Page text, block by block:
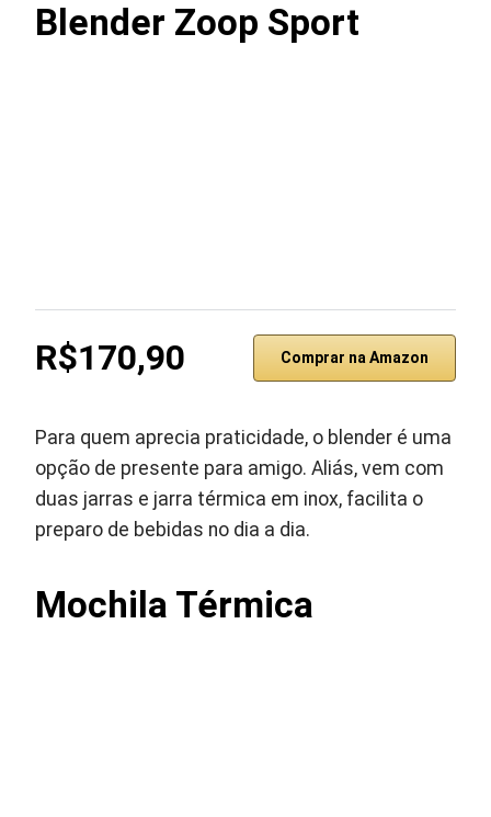
Blender Zoop Sport
R$170,90 Comprar na Amazon
Para quem aprecia praticidade, o blender é uma
opção de presente para amigo. Aliás, vem com
duas jarras e jarra térmica em inox, facilita o
preparo de bebidas no dia a dia.
Mochila Térmica